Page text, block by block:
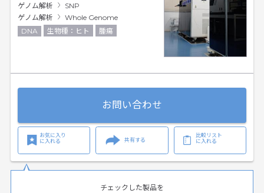
ゲノム解析
SNP
ゲノム解析
Whole Genome
DNA
生物種：ヒト 腫瘍
お問い合わせ
お気に入り
に入れる
共有する
比較リスト
に入れる
チェックした製品を